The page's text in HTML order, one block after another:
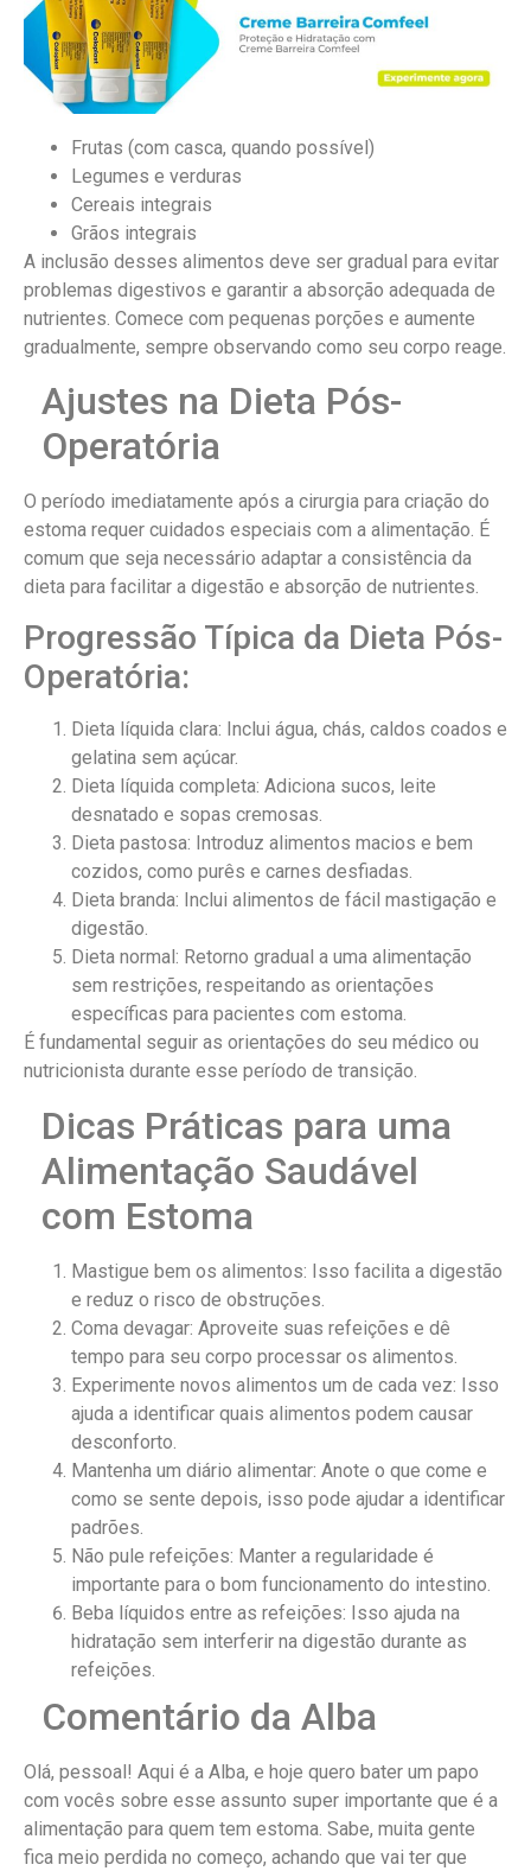
Frutas (com casca, quando possível)
Legumes e verduras
Cereais integrais
Grãos integrais
A inclusão desses alimentos deve ser gradual para evitar
problemas digestivos e garantir a absorção adequada de
nutrientes. Comece com pequenas porções e aumente
gradualmente, sempre observando como seu corpo reage.
Ajustes na Dieta Pós-
Operatória
O período imediatamente após a cirurgia para criação do
estoma requer cuidados especiais com a alimentação. É
comum que seja necessário adaptar a consistência da
dieta para facilitar a digestão e absorção de nutrientes.
Progressão Típica da Dieta Pós-
Operatória:
Dieta líquida clara: Inclui água, chás, caldos coados e
gelatina sem açúcar.
Dieta líquida completa: Adiciona sucos, leite
desnatado e sopas cremosas.
Dieta pastosa: Introduz alimentos macios e bem
cozidos, como purês e carnes desfiadas.
Dieta branda: Inclui alimentos de fácil mastigação e
digestão.
Dieta normal: Retorno gradual a uma alimentação
sem restrições, respeitando as orientações
específicas para pacientes com estoma.
É fundamental seguir as orientações do seu médico ou
nutricionista durante esse período de transição.
Dicas Práticas para uma
Alimentação Saudável
com Estoma
Mastigue bem os alimentos: Isso facilita a digestão
e reduz o risco de obstruções.
Coma devagar: Aproveite suas refeições e dê
tempo para seu corpo processar os alimentos.
Experimente novos alimentos um de cada vez: Isso
ajuda a identificar quais alimentos podem causar
desconforto.
Mantenha um diário alimentar: Anote o que come e
como se sente depois, isso pode ajudar a identificar
padrões.
Não pule refeições: Manter a regularidade é
importante para o bom funcionamento do intestino.
Beba líquidos entre as refeições: Isso ajuda na
hidratação sem interferir na digestão durante as
refeições.
Comentário da Alba
Olá, pessoal! Aqui é a Alba, e hoje quero bater um papo
com vocês sobre esse assunto super importante que é a
alimentação para quem tem estoma. Sabe, muita gente
fica meio perdida no começo, achando que vai ter que